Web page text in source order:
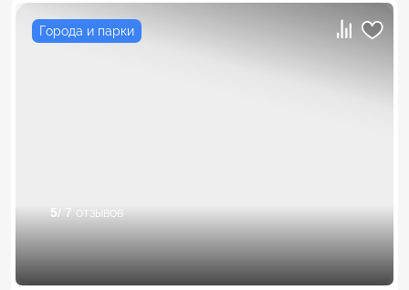
Города и парки
5/ 7 отзывов